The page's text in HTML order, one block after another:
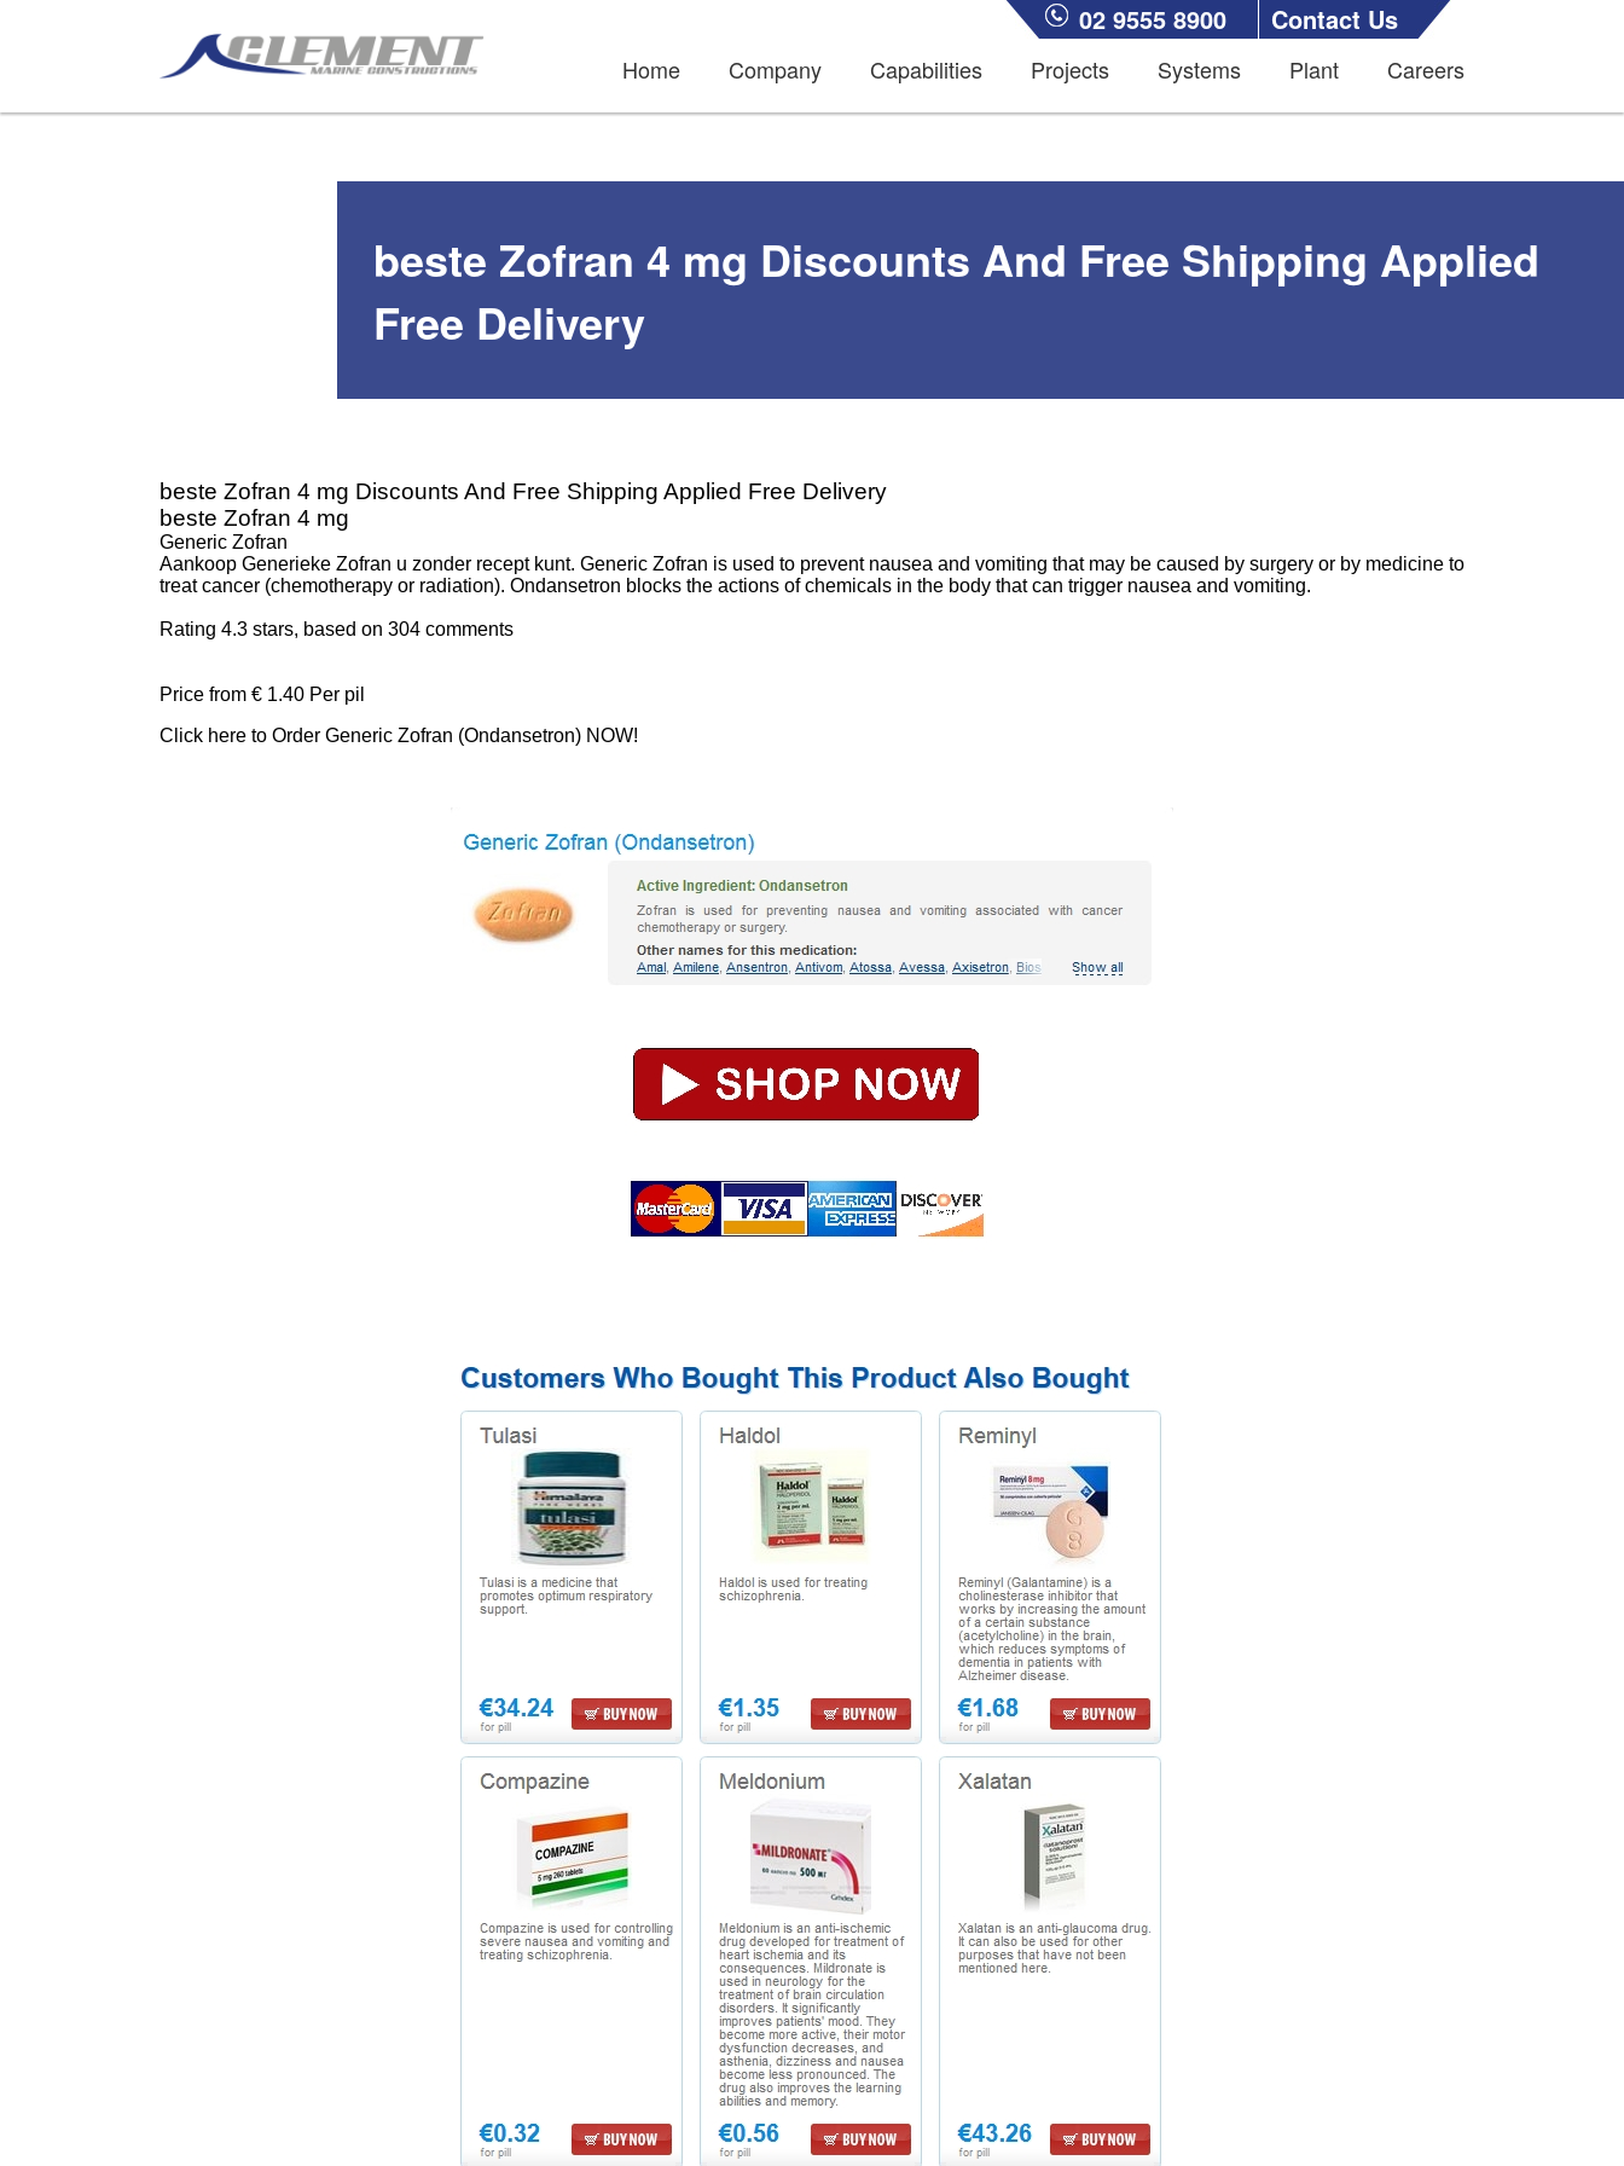
02 9555 8900 Contact Us
Home Company Capabilities Projects Systems Plant Careers
beste Zofran 4 mg Discounts And Free Shipping Applied
Free Delivery
beste Zofran 4 mg Discounts And Free Shipping Applied Free Delivery
beste Zofran 4 mg
Generic Zofran
Aankoop Generieke Zofran u zonder recept kunt. Generic Zofran is used to prevent nausea and vomiting that may be caused by surgery or by medicine to
treat cancer (chemotherapy or radiation). Ondansetron blocks the actions of chemicals in the body that can trigger nausea and vomiting.
Rating 4.3 stars, based on 304 comments
Price from € 1.40 Per pil
Click here to Order Generic Zofran (Ondansetron) NOW!